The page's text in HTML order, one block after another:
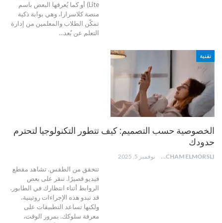
Lite) أو كما يُعرفها البعض باسم
منصة كلاسرارا، وهي بوابة ذكية
تمكّن الطلاب والمعلمين من إدارة
التعلم عن بُعد…
تقنية
الخصوصية حسب التصميم: كيف تتطور التكنولوجيا لتحترم
حدودك
HICHAM ELMORSLI نوفمبر 5, 2025
تتحقق من الطقس. تشاهد مقطع
فيديو قصيرًا. تنقر على بعض
الروابط أثناء انتظارك في الطابور.
قد تبدو هذه الإجراءات روتينية،
ولكنها تساعد التطبيقات على
معرفة سلوكك. بمرور الوقت،